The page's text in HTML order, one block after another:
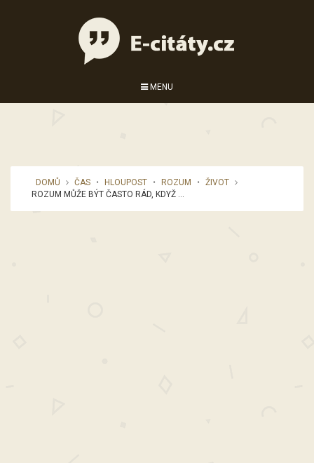
MENU
DOMŮ ČAS • HLOUPOST • ROZUM •
ŽIVOT
ROZUM MŮŽE BÝT ČASTO RÁD, KDYŽ ...